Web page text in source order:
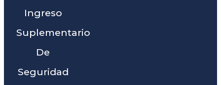
Ingreso
Suplementario
De
Seguridad